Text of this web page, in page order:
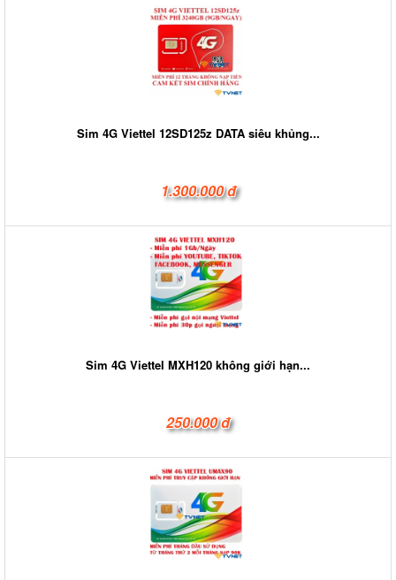
Sim 4G Viettel 12SD125z DATA siêu khủng...
1.300.000 đ
Sim 4G Viettel MXH120 không giới hạn...
250.000 đ